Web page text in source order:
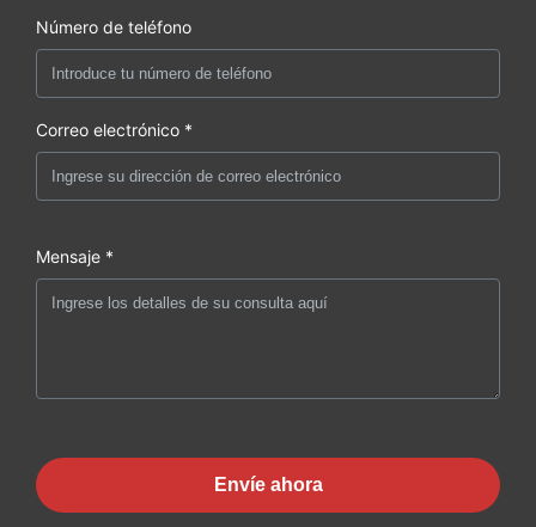
Número de teléfono
Correo electrónico *
Mensaje *
Envíe ahora